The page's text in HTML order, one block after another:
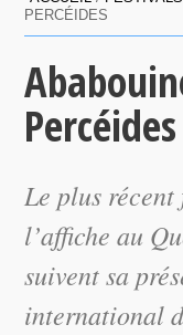
PERCÉIDES
Percéides
Le plus
l’affiche au
suivent sa
international